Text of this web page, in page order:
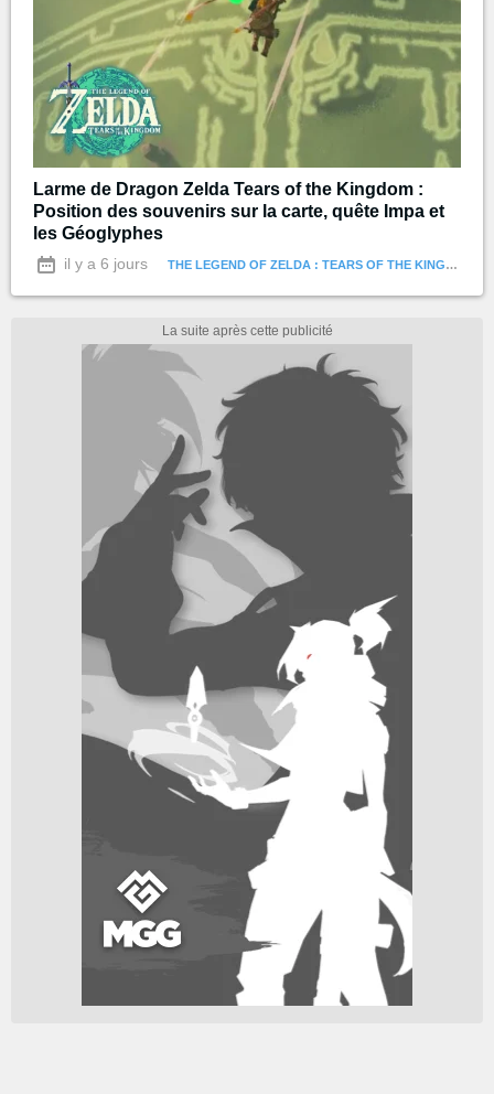
Larme de Dragon Zelda Tears of the Kingdom :
Position des souvenirs sur la carte, quête Impa et
les Géoglyphes
il y a 6 jours THE LEGEND OF ZELDA : TEARS OF THE KINGDOM